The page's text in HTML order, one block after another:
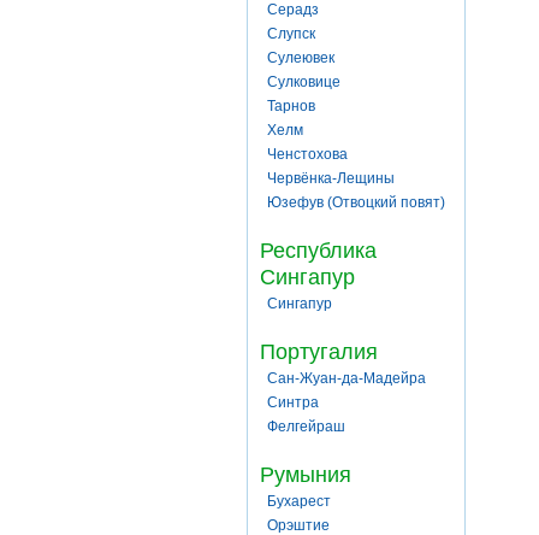
Серадз
Слупск
Сулеювек
Сулковице
Тарнов
Хелм
Ченстохова
Червёнка-Лещины
Юзефув (Отвоцкий повят)
Республика
Сингапур
Сингапур
Португалия
Сан-Жуан-да-Мадейра
Синтра
Фелгейраш
Румыния
Бухарест
Орэштие